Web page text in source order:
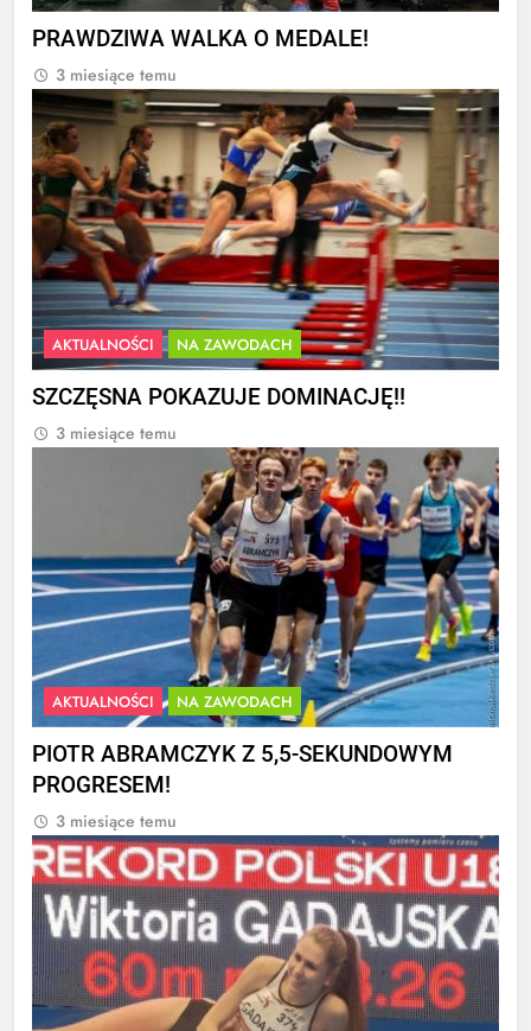
PRAWDZIWA WALKA O MEDALE!
3 miesiące temu
AKTUALNOŚCI NA ZAWODACH
SZCZĘSNA POKAZUJE DOMINACJĘ!!
3 miesiące temu
AKTUALNOŚCI NA ZAWODACH
PIOTR ABRAMCZYK Z 5,5-SEKUNDOWYM
PROGRESEM!
3 miesiące temu